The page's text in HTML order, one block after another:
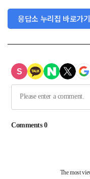
응답소 누리집 바로가기